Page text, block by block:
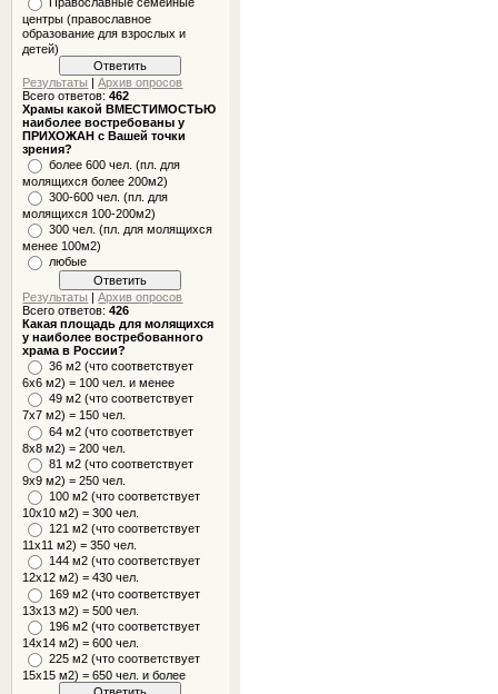
центры (православное
образование для взрослых и
детей)
Результаты |Архив опросов
Всего ответов:462
Храмы какой ВМЕСТИМОСТЬЮ
наиболее востребованы у
ПРИХОЖАН с Вашей точки
зрения?
более 600 чел. (пл. для
молящихся более 200м2)
300-600 чел. (пл. для
молящихся 100-200м2)
300 чел. (пл. для молящихся
менее 100м2)
любые
Результаты |Архив опросов
Всего ответов:426
Какая площадь для молящихся
у наиболее востребованного
храма в России?
36 м2 (что соответствует
6x6 м2) = 100 чел. и менее
49 м2 (что соответствует
7x7 м2) = 150 чел.
64 м2 (что соответствует
8x8 м2) = 200 чел.
81 м2 (что соответствует
9х9 м2) = 250 чел.
100 м2 (что соответствует
10x10 м2) = 300 чел.
121 м2 (что соответствует
11х11 м2) = 350 чел.
144 м2 (что соответствует
12х12 м2) = 430 чел.
169 м2 (что соответствует
13х13 м2) = 500 чел.
196 м2 (что соответствует
14х14 м2) = 600 чел.
225 м2 (что соответствует
15х15 м2) = 650 чел. и более